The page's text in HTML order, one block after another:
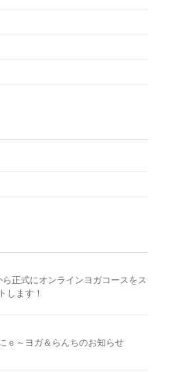
ら正式にオンラインヨガコースをス
します！
ｅ～ヨガ＆らんちのお知らせ